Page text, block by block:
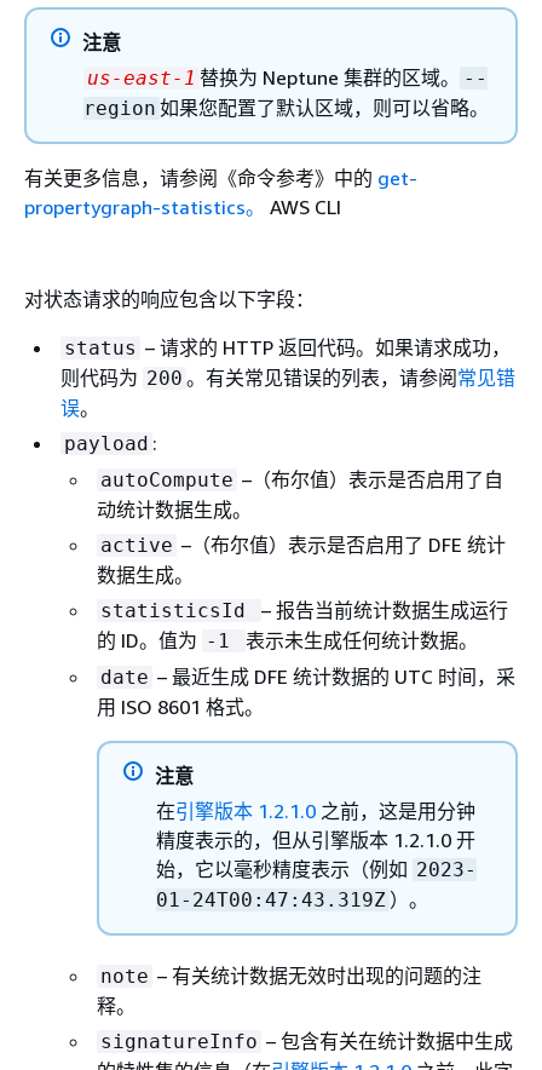
注意
us-east-1 替换为 Neptune 集群的区域。
--
region 如果您配置了默认区域，则可以省略。
有关更多信息，请参阅《命令参考》中的 get-
propertygraph-statistics。
AWS CLI
对状态请求的响应包含以下字段：
status – 请求的 HTTP 返回代码。如果请求成功，
则代码为 200 。有关常见错误的列表，请参阅常见错
误。
payload :
autoCompute –（布尔值）表示是否启用了自
动统计数据生成。
active –（布尔值）表示是否启用了 DFE 统计
数据生成。
statisticsId
– 报告当前统计数据生成运行
的 ID。值为 -1 表示未生成任何统计数据。
date – 最近生成 DFE 统计数据的 UTC 时间，采
用 ISO 8601 格式。
注意
在引擎版本 1.2.1.0 之前，这是用分钟
精度表示的，但从引擎版本 1.2.1.0 开
始，它以毫秒精度表示（例如 2023-
01-24T00:47:43.319Z ）。
note – 有关统计数据无效时出现的问题的注
释。
signatureInfo – 包含有关在统计数据中生成